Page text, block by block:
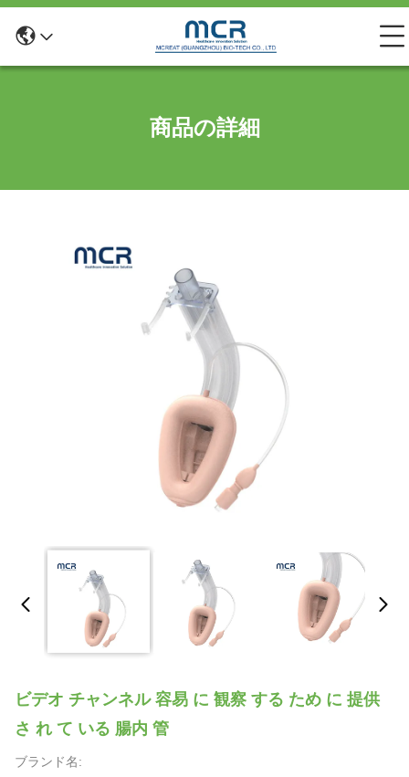
商品の詳細
ビデオ チャンネル 容易 に 観察 する ため に 提供
さ れ て いる 腸内 管
ブランド名: